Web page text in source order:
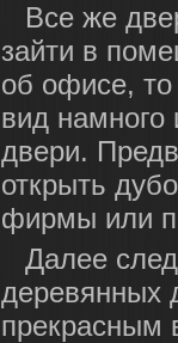
Все же
зайти в
об офисе,
вид намного
двери.
открыть
фирмы или
Далее
деревянных
прекрасным